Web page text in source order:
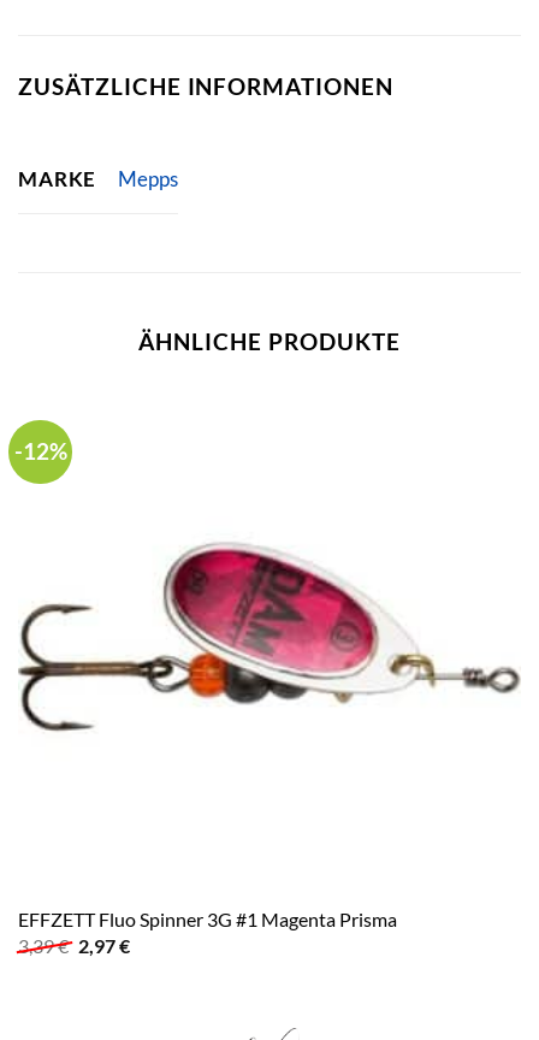
ZUSÄTZLICHE INFORMATIONEN
MARKE Mepps
ÄHNLICHE PRODUKTE
-12%
EFFZETT Fluo Spinner 3G #1 Magenta Prisma
3,39€ Ursprünglicher
2,97€Aktueller